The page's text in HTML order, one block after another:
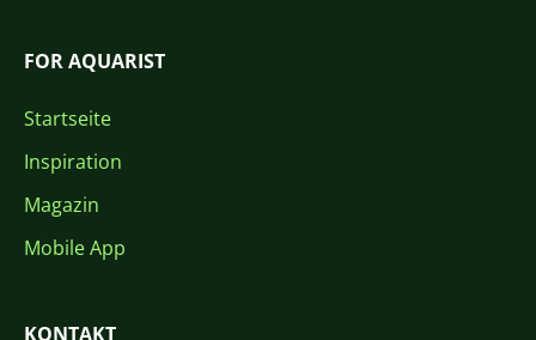
FOR AQUARIST
Startseite
Inspiration
Magazin
Mobile App
KONTAKT